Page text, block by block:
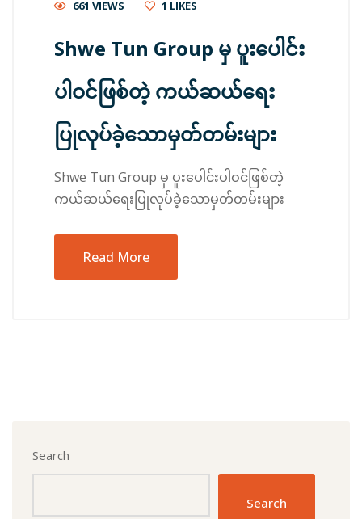
661 VIEWS
1 LIKES
Shwe Tun Group မှ ပူးပေါင်း
ပါဝင်ဖြစ်တဲ့ ကယ်ဆယ်ရေး
ပြုလုပ်ခဲ့သောမှတ်တမ်းများ
Shwe Tun Group မှ ပူးပေါင်းပါဝင်ဖြစ်တဲ့
ကယ်ဆယ်ရေးပြုလုပ်ခဲ့သောမှတ်တမ်းများ
Read More
Search
Search